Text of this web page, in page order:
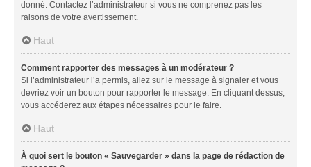
donné. Contactez l’administrateur si vous ne comprenez pas les
raisons de votre avertissement.
Haut
Comment rapporter des messages à un modérateur ?
Si l’administrateur l’a permis, allez sur le message à signaler et vous
devriez voir un bouton pour rapporter le message. En cliquant dessus,
vous accéderez aux étapes nécessaires pour le faire.
Haut
À quoi sert le bouton « Sauvegarder » dans la page de rédaction de